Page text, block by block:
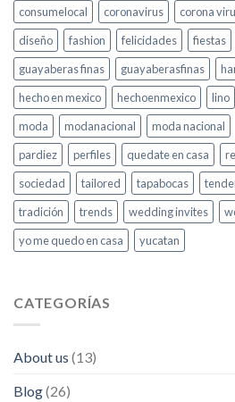
consumelocal
coronavirus corona
diseño
fashion felicidades fiestas
guayaberas finas
guayaberasfinas
hecho en mexico
hechoenmexico lino
moda
modanacional moda nacional
pardiez
perfiles quedate en casa
sociedad
tailored tapabocas
tradición
trends wedding invites
yo me quedo en casa
yucatan
CATEGORÍAS
About us (13)
Blog(26)